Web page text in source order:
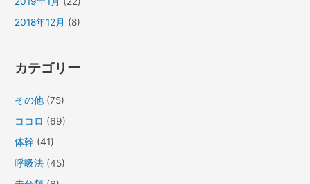
2018年12月 (8)
カテゴリー
その他 (75)
ココロ (69)
体幹 (41)
呼吸法 (45)